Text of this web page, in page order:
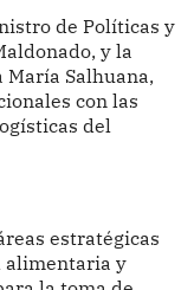
de Políticas y
y la
Salhuana,
con las
del
estratégicas
alimentaria y